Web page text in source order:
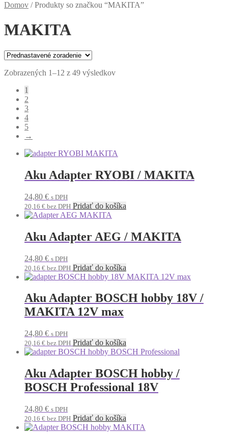
Domov /Produkty so značkou “MAKITA”
MAKITA
Zobrazených 1–12 z 49 výsledkov
1
2
3
4
5
→
Aku Adapter RYOBI / MAKITA
24,80 € s DPH
20,16 € bez DPH Pridať do košíka
Aku Adapter AEG / MAKITA
24,80 € s DPH
20,16 € bez DPH Pridať do košíka
Aku Adapter BOSCH hobby 18V /
MAKITA 12V max
24,80 € s DPH
20,16 € bez DPH Pridať do košíka
Aku Adapter BOSCH hobby /
BOSCH Professional 18V
24,80 € s DPH
20,16 € bez DPH Pridať do košíka